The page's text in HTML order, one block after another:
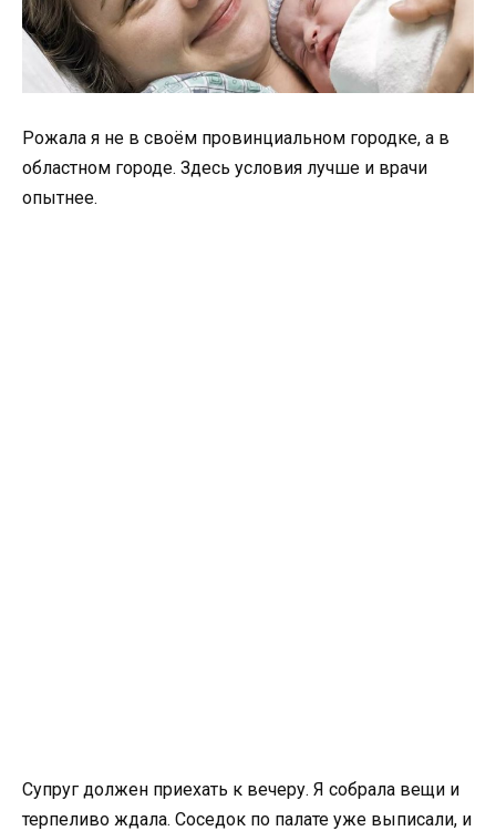
Рожала я не в своём провинциальном городке, а в
областном городе. Здесь условия лучше и врачи
опытнее.
Супруг должен приехать к вечеру. Я собрала вещи и
терпеливо ждала. Соседок по палате уже выписали, и